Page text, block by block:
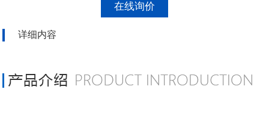
在线询价
详细内容